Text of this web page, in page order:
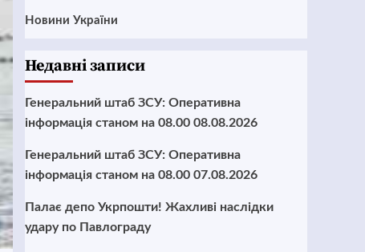
Новини України
Недавні записи
Генеральний штаб ЗСУ: Оперативна
інформація станом на 08.00 08.08.2026
Генеральний штаб ЗСУ: Оперативна
інформація станом на 08.00 07.08.2026
Палає депо Укрпошти! Жахливі наслідки
удару по Павлограду